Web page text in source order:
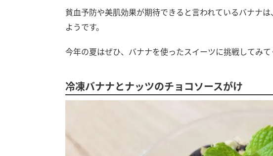
貧血予防や美肌効果が期待できると言われているバナナ
ようです。
今年の夏はぜひ、バナナを使ったスイーツに挑戦してみて
冷凍バナナとナッツのチョコソースがけ